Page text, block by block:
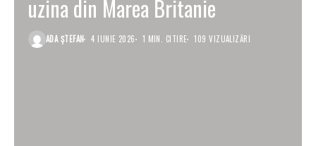
uzina din Marea Britanie
ADA ȘTEFAN 4 IUNIE 2026 1 MIN. CITIRE 109 VIZUALIZĂRI